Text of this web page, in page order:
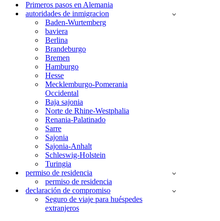
navegaciónPrimeros pasos en Alemania
autoridades de inmigracion
Baden-Wurtemberg
baviera
Berlina
Brandeburgo
Bremen
Hamburgo
Hesse
Mecklemburgo-Pomerania
Occidental
Baja sajonia
Norte de Rhine-Westphalia
Renania-Palatinado
Sarre
Sajonia
Sajonia-Anhalt
Schleswig-Holstein
Turingia
permiso de residencia
permiso de residencia
declaración de compromiso
Seguro de viaje para huéspedes
extranjeros